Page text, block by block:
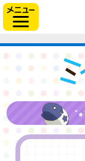
// Can also be